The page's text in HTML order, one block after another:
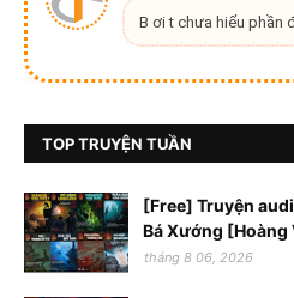
B ơi t chưa hiểu phần
TOP TRUYỆN TUẦN
[Free] Truyện
Bá Xướng
tháng 8 06, 2026